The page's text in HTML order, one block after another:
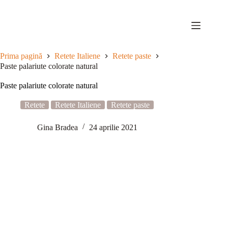
Prima pagină Retete Italiene
Retete paste
Paste palariute colorate natural
Paste palariute colorate natural
Retete Retete Italiene Retete paste
Gina Bradea 24 aprilie 2021